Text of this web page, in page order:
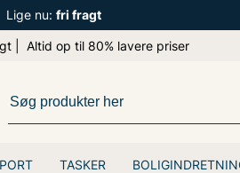
Lige nu: fri fragt
| Altid op til 80% lavere priser
TASKER